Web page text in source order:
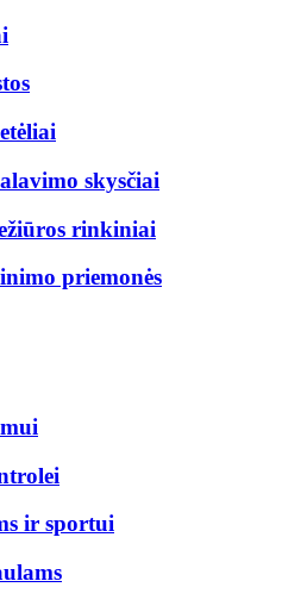
skysčiai
rinkiniai
priemonės
ir sportui